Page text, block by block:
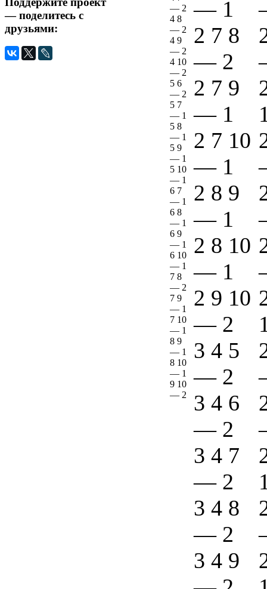
— поделитесь с
друзьями:
— 2
4 8
— 2
4 9
— 2
4 10
— 2
5 6
— 2
5 7
— 1
5 8
— 1
5 9
— 1
5 10
— 1
6 7
— 1
6 8
— 1
6 9
— 1
6 10
— 1
7 8
— 2
7 9
— 1
7 10
— 1
8 9
— 1
8 10
— 1
9 10
— 2
— 1
2 7 8
— 2
2 7 9
— 1
2 7 10
— 1
2 8 9
— 1
2 8 10
— 1
2 9 10
— 2
3 4 5
— 2
3 4 6
— 2
3 4 7
— 2
3 4 8
— 2
3 4 9